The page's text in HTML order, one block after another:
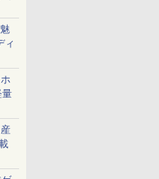
ィ
量